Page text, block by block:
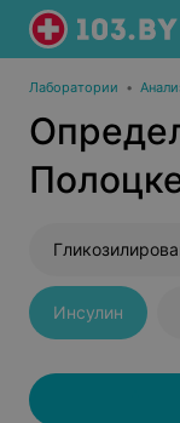
Лаборатории •
Инсулин